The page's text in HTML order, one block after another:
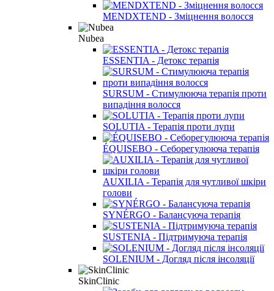
MENDXTEND - Зміцнення волосся
Nubea
ESSENTIA - Детокс терапія
SURSUM - Стимулююча терапія проти
випадіння волосся
SOLUTIA - Терапія проти лупи
ÉQUISEBO - Себорегулююча терапія
AUXILIA - Терапія для чутливої шкіри
голови
SYNÉRGO - Балансуюча терапія
SUSTENIA - Підтримуюча терапія
SOLENIUM - Догляд після інсоляції
SkinClinic